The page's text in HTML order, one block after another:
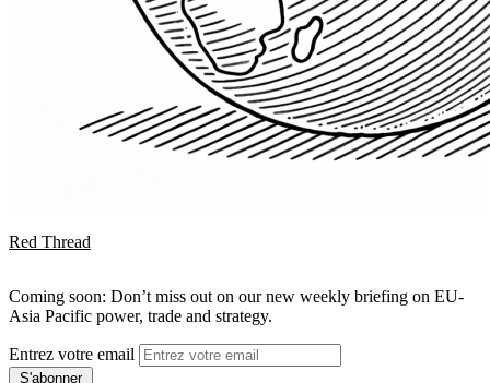
Red Thread
Coming soon: Don’t miss out on our new weekly briefing on EU-
Asia Pacific power, trade and strategy.
Entrez votre email
S'abonner